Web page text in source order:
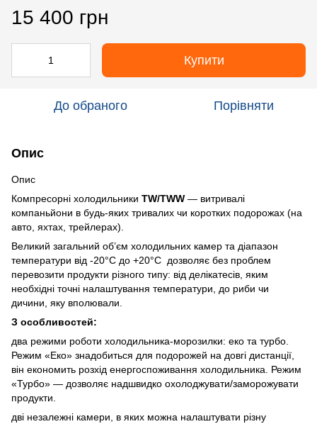
15 400 грн
Купити
До обраного Порівняти
Опис
Опис
Компресорні холодильники TW/TWW — витривалі
компаньйони в будь-яких тривалих чи коротких подорожах (на
авто, яхтах, трейлерах).
Великий загальний об’єм холодильних камер та діапазон
температури від -20°C до +20°C дозволяє без проблем
перевозити продукти різного типу: від делікатесів, яким
необхідні точні налаштування температури, до риби чи
дичини, яку вполювали.
З особливостей:
два режими роботи холодильника-морозилки: еко та турбо.
Режим «Еко» знадобиться для подорожей на довгі дистанції,
він економить розхід енергоспоживання холодильника. Режим
«Турбо» — дозволяє надшвидко охолоджувати/заморожувати
продукти.
дві незалежні камери, в яких можна налаштувати різну